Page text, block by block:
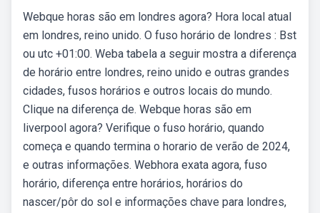
Webque horas são em londres agora? Hora local atual
em londres, reino unido. O fuso horário de londres : Bst
ou utc +01:00. Weba tabela a seguir mostra a diferença
de horário entre londres, reino unido e outras grandes
cidades, fusos horários e outros locais do mundo.
Clique na diferença de. Webque horas são em
liverpool agora? Verifique o fuso horário, quando
começa e quando termina o horario de verão de 2024,
e outras informações. Webhora exata agora, fuso
horário, diferença entre horários, horários do
nascer/pôr do sol e informações chave para londres,